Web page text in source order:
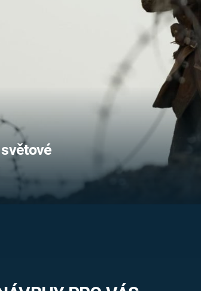
FILMY
REALITA
HORORY
REALITA
OPTICKÉ
KLAMY